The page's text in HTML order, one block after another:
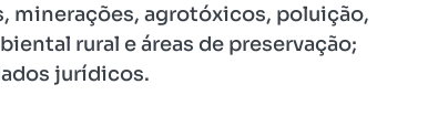
minerações, agrotóxicos, poluição,
rural e áreas de preservação;
jurídicos.